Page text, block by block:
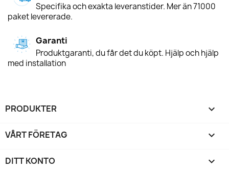
Specifika och exakta leveranstider. Mer än 71000
paket levererade.
Garanti
Produktgaranti, du får det du köpt. Hjälp och hjälp
med installation
PRODUKTER 
VÅRT FÖRETAG 
DITT KONTO 